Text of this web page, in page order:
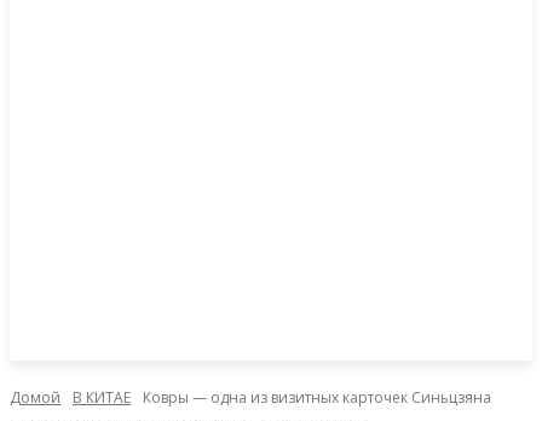
Домой В КИТАЕ Ковры — одна из визитных карточек Синьцзяна